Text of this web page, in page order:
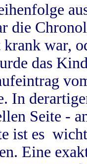
die
krank war,
das
In
Seite -
ist es
Eine